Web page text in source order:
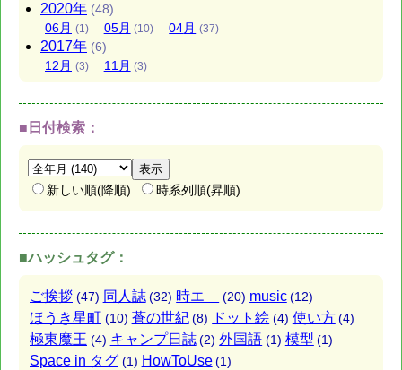
2020年 (48)
06月 (1) 05月 (10) 04月 (37)
2017年 (6)
12月 (3) 11月 (3)
■日付検索：
新しい順(降順) 時系列順(昇順)
■ハッシュタグ：
ご挨拶 (47) 同人誌 (32) 時エ (20) music (12)
ほうき星町 (10) 蒼の世紀 (8) ドット絵 (4) 使い方 (4)
極東魔王 (4) キャンプ日誌 (2) 外国語 (1) 模型 (1)
Space in タグ (1) HowToUse (1)